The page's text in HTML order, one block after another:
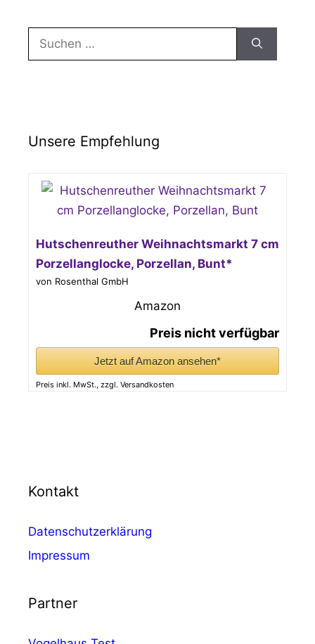
Suchen
nach:
Unsere Empfehlung
Hutschenreuther Weihnachtsmarkt 7 cm
Porzellanglocke, Porzellan, Bunt*
von Rosenthal GmbH
Amazon
Preis nicht verfügbar
Jetzt auf Amazon ansehen*
Preis inkl. MwSt., zzgl. Versandkosten
Kontakt
Datenschutzerklärung
Impressum
Partner